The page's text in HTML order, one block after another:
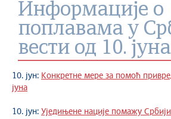
Информације о
поплавама у
вести од 10. јуна
10. јун: Конкретне мере за помоћ
јуна
10. јун: Уједињене нације помажу